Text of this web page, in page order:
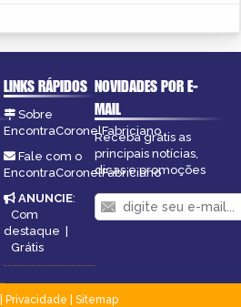
LINKS RÁPIDOS
Sobre
EncontraCoronelFabriciano
Fale com o
EncontraCoronelFabriciano
ANUNCIE:
Com
destaque |
Grátis
NOVIDADES POR E-
MAIL
Receba grátis as
principais notícias,
dicas e promoções
Privacidade
Sitemap